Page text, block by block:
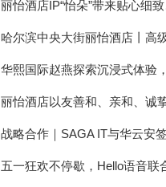
丽怡酒店IP“怡朵”带来贴心细
哈尔滨中央大街丽怡酒店丨高
华熙国际赵燕探索沉浸式体验
丽怡酒店以友善和、亲和、诚
战略合作｜SAGA IT与华云安
五一狂欢不停歇，Hello语音联